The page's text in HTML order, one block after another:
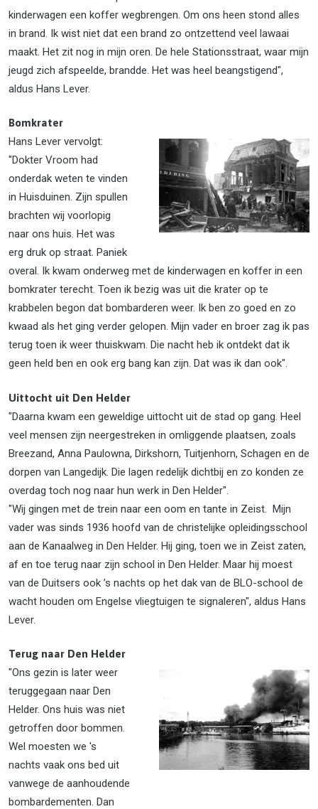
kinderwagen een koffer wegbrengen. Om ons heen stond alles
in brand. Ik wist niet dat een brand zo ontzettend veel lawaai
maakt. Het zit nog in mijn oren. De hele Stationsstraat, waar mijn
jeugd zich afspeelde, brandde. Het was heel beangstigend",
aldus Hans Lever.
Bomkrater
Hans Lever vervolgt:
"Dokter Vroom had
onderdak weten te vinden
in Huisduinen. Zijn spullen
brachten wij voorlopig
naar ons huis. Het was
erg druk op straat. Paniek
overal. Ik kwam onderweg met de kinderwagen en koffer in een
bomkrater terecht. Toen ik bezig was uit die krater op te
krabbelen begon dat bombarderen weer. Ik ben zo goed en zo
kwaad als het ging verder gelopen. Mijn vader en broer zag ik pas
terug toen ik weer thuiskwam. Die nacht heb ik ontdekt dat ik
geen held ben en ook erg bang kan zijn. Dat was ik dan ook".
Uittocht uit Den Helder
"Daarna kwam een geweldige uittocht uit de stad op gang. Heel
veel mensen zijn neergestreken in omliggende plaatsen, zoals
Breezand, Anna Paulowna, Dirkshorn, Tuitjenhorn, Schagen en de
dorpen van Langedijk. Die lagen redelijk dichtbij en zo konden ze
overdag toch nog naar hun werk in Den Helder".
"Wij gingen met de trein naar een oom en tante in Zeist. Mijn
vader was sinds 1936 hoofd van de christelijke opleidingsschool
aan de Kanaalweg in Den Helder. Hij ging, toen we in Zeist zaten,
af en toe terug naar zijn school in Den Helder. Maar hij moest
van de Duitsers ook ’s nachts op het dak van de BLO-school de
wacht houden om Engelse vliegtuigen te signaleren", aldus Hans
Lever.
Terug naar Den Helder
"Ons gezin is later weer
teruggegaan naar Den
Helder. Ons huis was niet
getroffen door bommen.
Wel moesten we 's
nachts vaak ons bed uit
vanwege de aanhoudende
bombardementen. Dan